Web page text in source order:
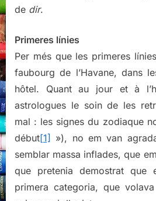
de dir.
Primeres línies
Per més que les primeres
faubourg de l’Havane, dans
hôtel. Quant au jour et à
astrologues le soin de les
mal : les signes du zodiaque
début[1] »), no em van
semblar massa inflades, que
que pretenia demostrat que
primera categoria, que